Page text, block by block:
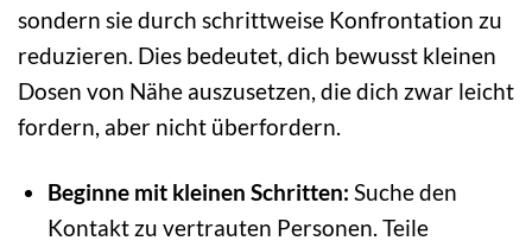
sondern sie durch schrittweise Konfrontation zu
reduzieren. Dies bedeutet, dich bewusst kleinen
Dosen von Nähe auszusetzen, die dich zwar leicht
fordern, aber nicht überfordern.
Beginne mit kleinen Schritten: Suche den
Kontakt zu vertrauten Personen. Teile